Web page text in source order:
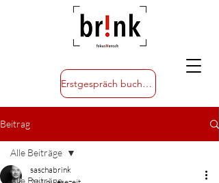
Erstgespräch buchen
Beitrag
Alle Beiträge
Alle Beiträge
saschabrink